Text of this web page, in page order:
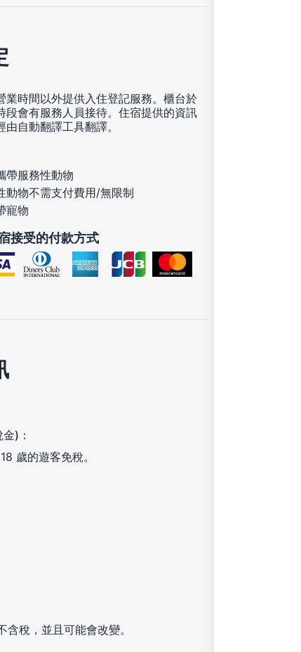
業時間以外提供入住登記服務。櫃台於
段會有服務人員接待。住宿提供的資訊
由自動翻譯工具翻譯。
帶服務性動物
動物不需支付費用/無限制
寵物
接受的付款方式
)：
歲的遊客免稅。
稅，並且可能會改變。